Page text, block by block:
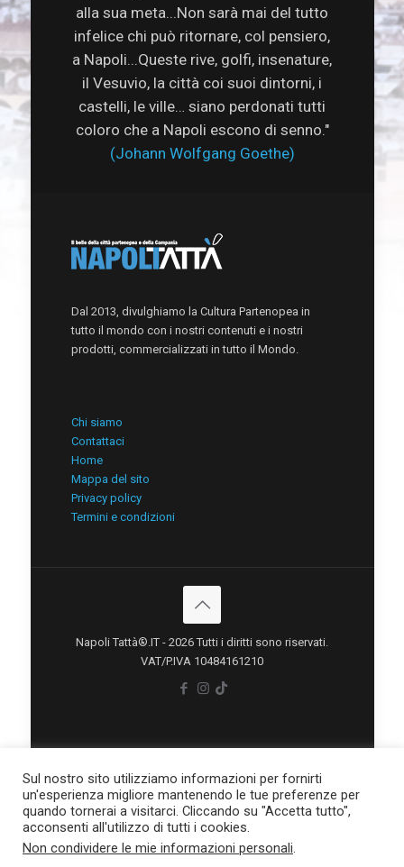
alla sua meta...Non sarà mai del tutto
infelice chi può ritornare, col pensiero,
a Napoli...Queste rive, golfi, insenature,
il Vesuvio, la città coi suoi dintorni, i
castelli, le ville… siano perdonati tutti
coloro che a Napoli escono di senno."
(Johann Wolfgang Goethe)
Dal 2013, divulghiamo la Cultura Partenopea in
tutto il mondo con i nostri contenuti e i nostri
prodotti, commercializzati in tutto il Mondo.
Chi siamo
Contattaci
Home
Mappa del sito
Privacy policy
Termini e condizioni
Napoli Tattà®.IT - 2026 Tutti i diritti sono riservati.
VAT/P.IVA 10484161210
Sul nostro sito utilizziamo informazioni per fornirti
un'esperienza migliore mantenendo le tue preferenze per
quando tornerai a visitarci. Cliccando su "Accetta tutto",
acconsenti all'utilizzo di tutti i cookies.
Non condividere le mie informazioni personali.